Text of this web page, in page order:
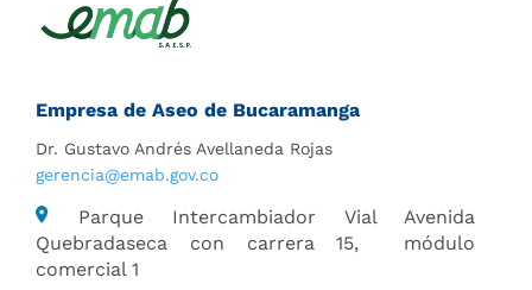
Empresa de Aseo de Bucaramanga
Dr. Gustavo Andrés Avellaneda Rojas
gerencia@emab.gov.co
Parque Intercambiador Vial Avenida
Quebradaseca con carrera 15, módulo
comercial 1